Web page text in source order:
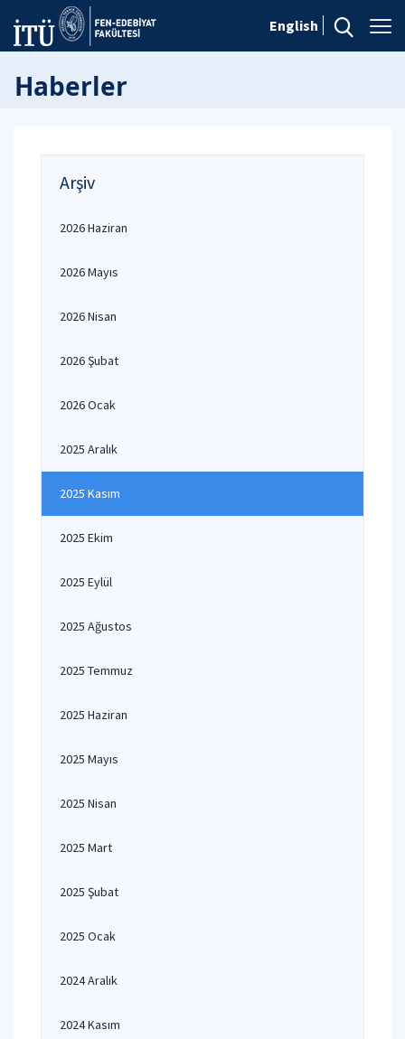
English
Haberler
Arşiv
2026 Haziran
2026 Mayıs
2026 Nisan
2026 Şubat
2026 Ocak
2025 Aralık
2025 Kasım
2025 Ekim
2025 Eylül
2025 Ağustos
2025 Temmuz
2025 Haziran
2025 Mayıs
2025 Nisan
2025 Mart
2025 Şubat
2025 Ocak
2024 Aralık
2024 Kasım